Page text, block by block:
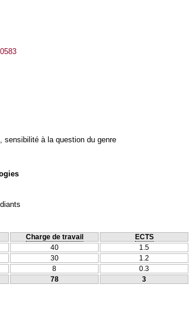
sensibilité à la question du genre
Charge de travail ECTS
40
1.5
30
1.2
8
0.3
78 3